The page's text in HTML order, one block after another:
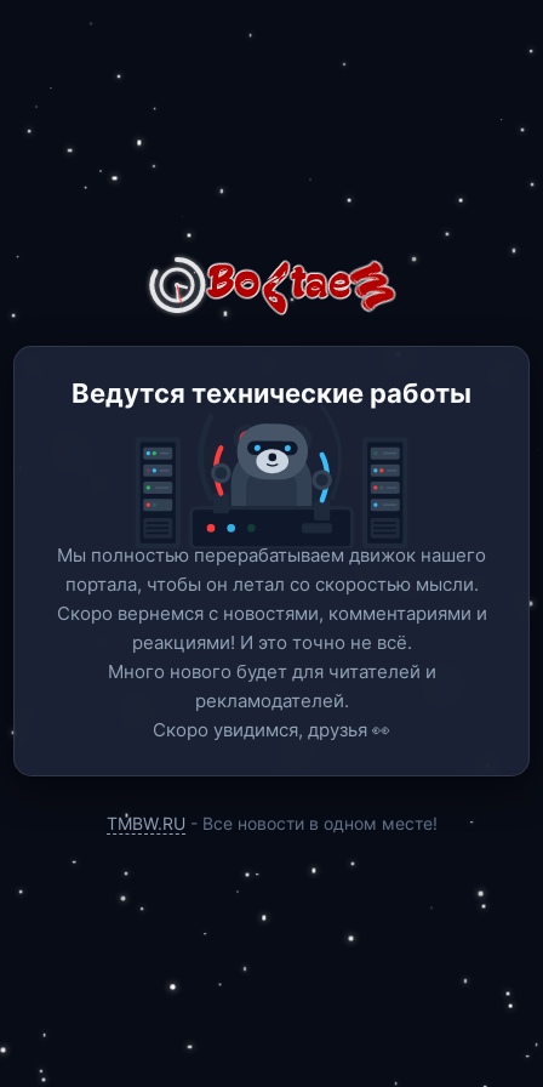
Ведутся технические работы
Мы полностью перерабатываем движок нашего
портала, чтобы он летал со скоростью мысли.
Скоро вернемся c новостями, комментариями и
реакциями! И это точно не всё.
Много нового будет для читателей и
рекламодателей.
Скоро увидимся, друзья 👀
TMBW.RU - Все новости в одном месте!